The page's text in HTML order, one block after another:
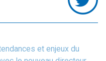
et enjeux du